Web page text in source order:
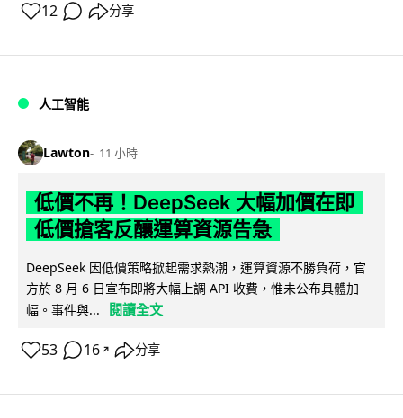
12 分享
人工智能
Lawton 11 小時
低價不再！DeepSeek 大幅加價在即
低價搶客反釀運算資源告急
DeepSeek 因低價策略掀起需求熱潮，運算資源不勝負荷，官
方於 8 月 6 日宣布即將大幅上調 API 收費，惟未公布具體加
幅。事件與...
閱讀全文
53 16 ↗ 分享